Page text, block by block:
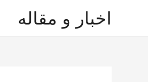
اخبار و مقاله